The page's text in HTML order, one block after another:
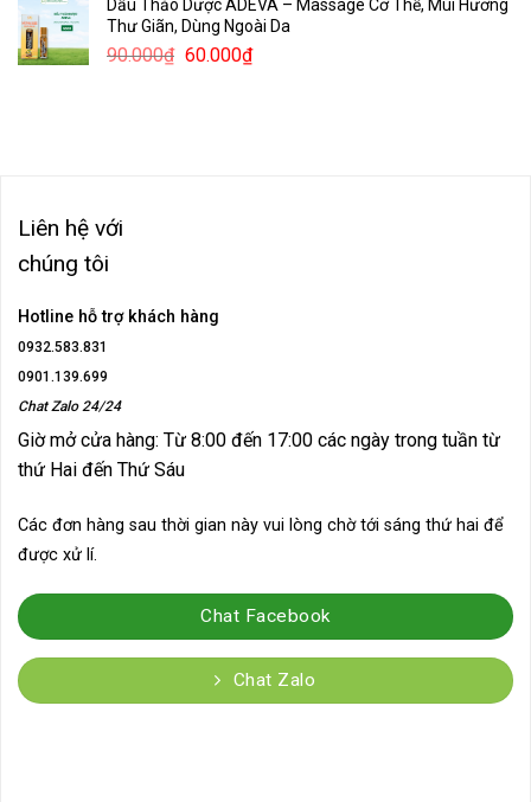
là:
120.000₫.
tại
là:
Dầu Thảo Dược ADEVA – Massage Cơ Thể, Mùi Hương
Thư Giãn, Dùng Ngoài Da
90.000₫ Giá
60.000₫Giá
Liên hệ với
chúng tôi
Hotline hỗ trợ khách hàng
0932.583.831
0901.139.699
Chat Zalo 24/24
Giờ mở cửa hàng: Từ 8:00 đến 17:00 các ngày trong tuần từ
thứ Hai đến Thứ Sáu
Các đơn hàng sau thời gian này vui lòng chờ tới sáng thứ hai để
được xử lí.
Chat Facebook
Chat Zalo